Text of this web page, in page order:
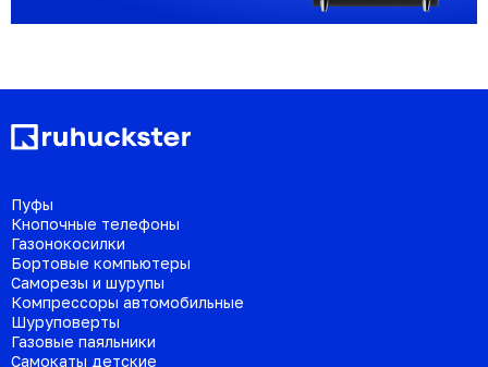
Пуфы
Кнопочные телефоны
Газонокосилки
Бортовые компьютеры
Саморезы и шурупы
Компрессоры автомобильные
Шуруповерты
Газовые паяльники
Самокаты детские